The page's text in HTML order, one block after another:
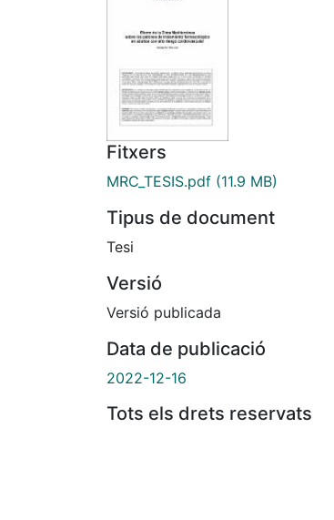
Fitxers
MRC_TESIS.pdf (11.9 MB)
Tipus de document
Tesi
Versió
Versió publicada
Data de publicació
2022-12-16
Tots els drets reservats